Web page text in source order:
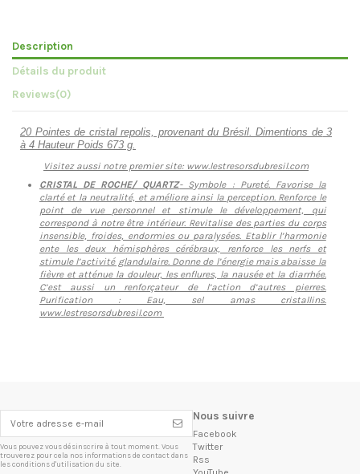
Description
Détails du produit
Reviews(0)
20 Pointes de cristal repolis, provenant du Brésil. Dimentions de3
à 4 Hauteur Poids 673 g.
Visitez aussi notre premier site: www.lestresorsdubresil.com
CRISTAL DE ROCHE/ QUARTZ- Symbole : Pureté. Favorise la
clarté et la neutralité, et améliore ainsi la perception. Renforce le
point de vue personnel et stimule le développement, qui
correspond à notre être intérieur. Revitalise des parties du corps
insensible, froides, endormies ou paralysées. Etablir l’harmonie
ente les deux hémisphères cérébraux, renforce les nerfs et
stimule l’activité glandulaire. Donne de l’énergie mais abaisse la
fièvre et atténue la douleur, les enflures, la nausée et la diarrhée.
C’est aussi un renforçateur de l’action d’autres pierres.
Purification : Eau, sel amas cristallins.
www.lestresorsdubresil.com
Vous pouvez vous désinscrire à tout moment. Vous
trouverez pour cela nos informations de contact dans
les conditions d'utilisation du site.
Nous suivre
Facebook
Twitter
Rss